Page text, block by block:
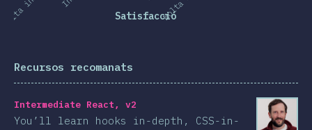
Satisfacció
Recursos recomanats
Intermediate React, v2
You’ll learn hooks in-depth, CSS-in-